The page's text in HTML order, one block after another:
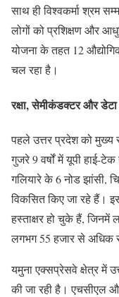
साथ ही विश्वकर्मा श्रम
लोगों को प्रशिक्षण और
योजना के तहत 12
चल रहा है।
रक्षा, सेमीकंडक्टर और
पहले उत्तर प्रदेश को मुख्य
गुजरे 9 वर्षों में यूपी हाई-
गलियारे के 6 नोड
विकसित किए जा रहे हैं।
हस्ताक्षर हो चुके हैं,
लगभग 55 हजार से अधिक
यमुना एक्सप्रेसवे क्षेत्र में
की जा रही है। एचसीएल